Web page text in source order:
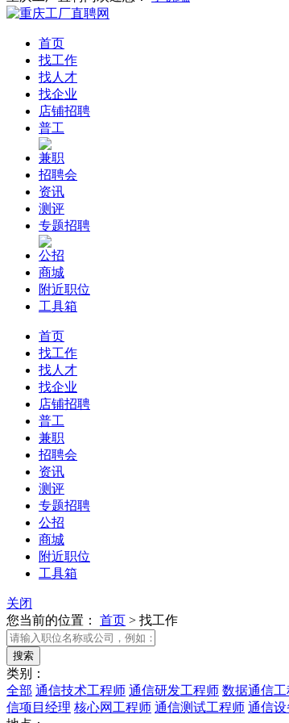
首页
找工作
找人才
找企业
店铺招聘
普工
兼职
招聘会
资讯
测评
专题招聘
公招
商城
附近职位
工具箱
首页
找工作
找人才
找企业
店铺招聘
普工
兼职
招聘会
资讯
测评
专题招聘
公招
商城
附近职位
工具箱
关闭
您当前的位置： 首页 > 找工作
类别：
全部 通信技术工程师 通信研发工程师 数据通信
信项目经理 核心网工程师 通信测试工程师 通信